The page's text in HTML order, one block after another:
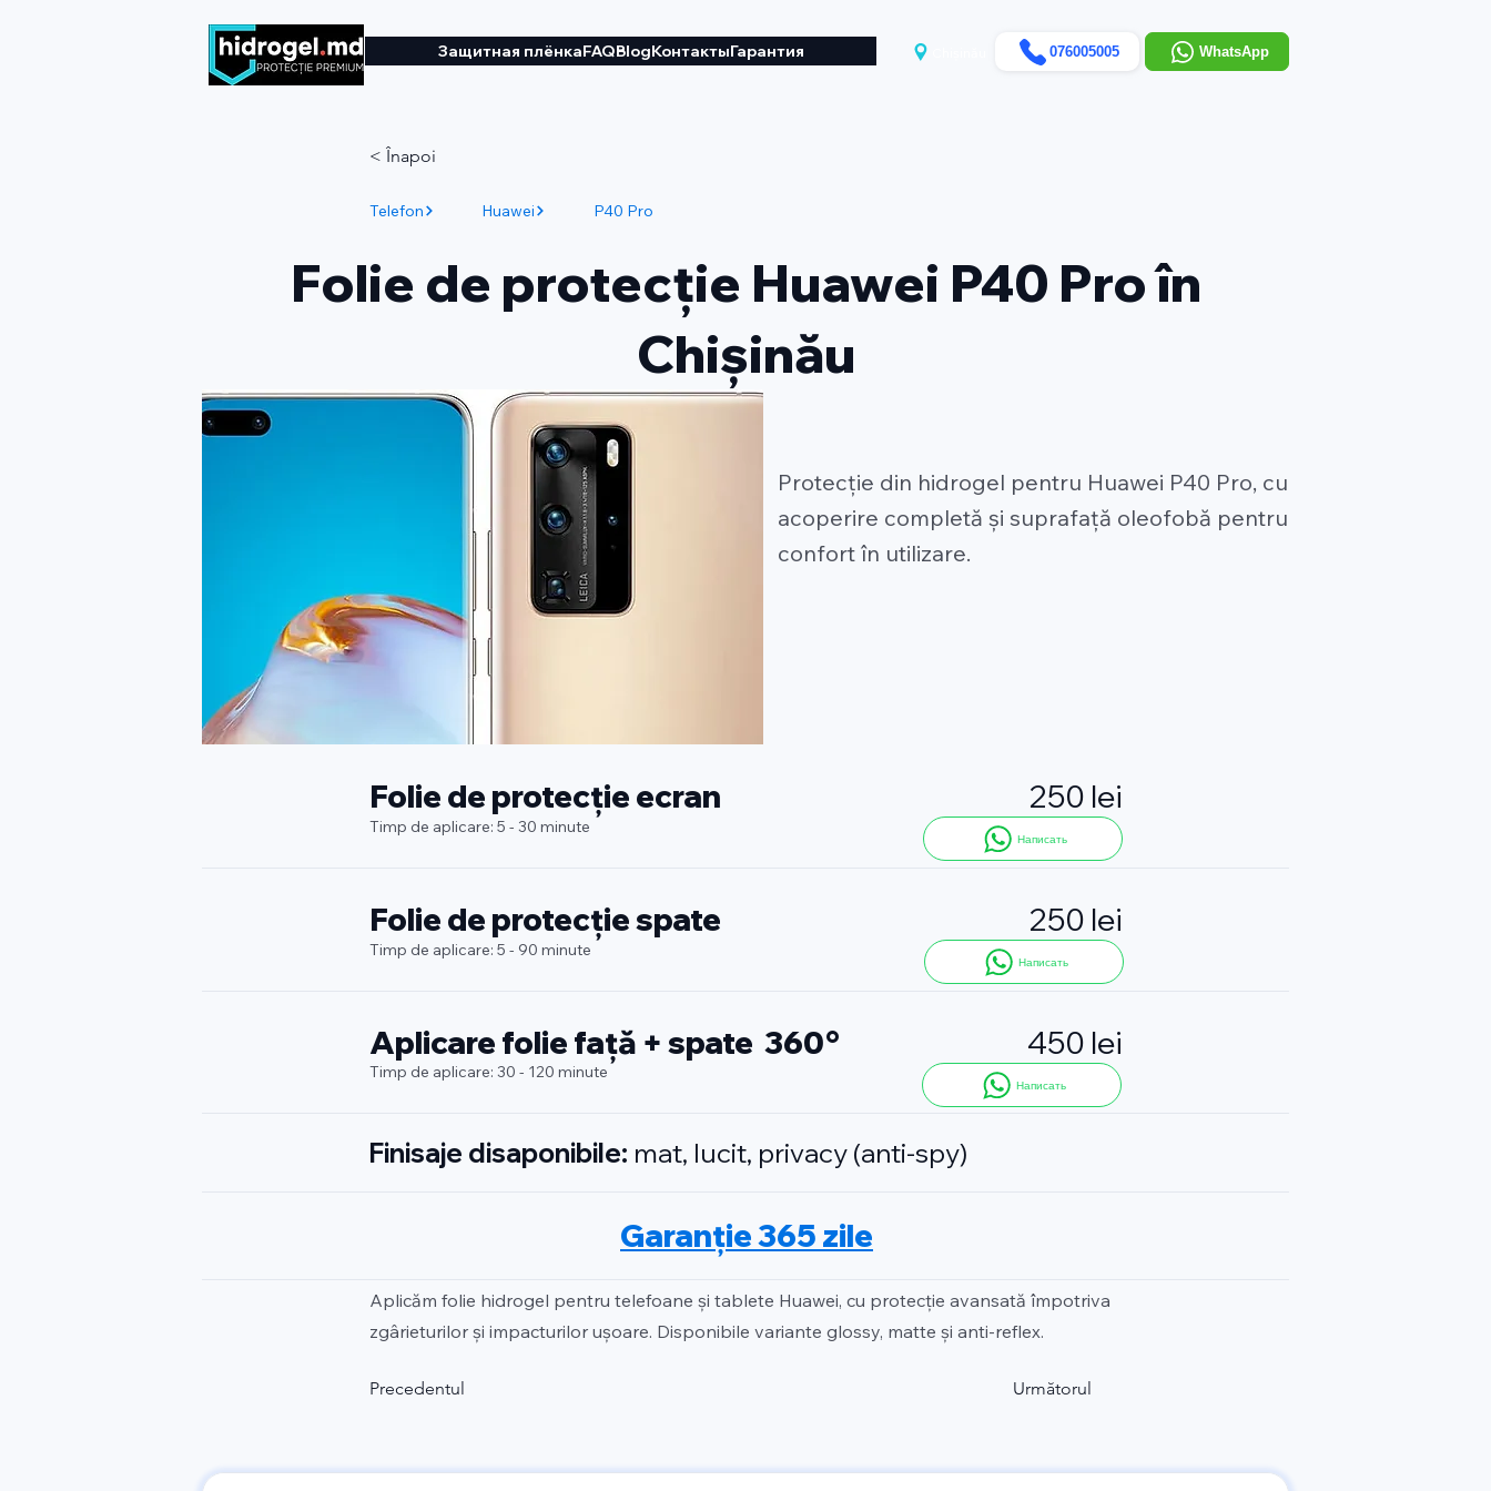
Защитная плёнкаFAQBlogКонтактыГарантия 076005005 WhatsApp
< Înapoi
Telefon Huawei P40 Pro
Folie de protecție Huawei P40 Pro în
Chișinău
Protecție din hidrogel pentru Huawei P40 Pro, cu
acoperire completă și suprafață oleofobă pentru
confort în utilizare.
250 lei
Folie de protecție ecran
Timp de aplicare: 5 - 30 minute
Написать
250 lei
Folie de protecție spate
Timp de aplicare: 5 - 90 minute
Написать
Aplicare folie față + spate 360°
Написать
450 lei
Timp de aplicare: 30 - 120 minute
Finisaje disaponibile: mat, lucit, privacy (anti-spy)
Garanție 365 zile
Aplicăm folie hidrogel pentru telefoane și tablete Huawei, cu protecție avansată împotriva
zgârieturilor și impacturilor ușoare. Disponibile variante glossy, matte și anti-reflex.
Precedentul Următorul